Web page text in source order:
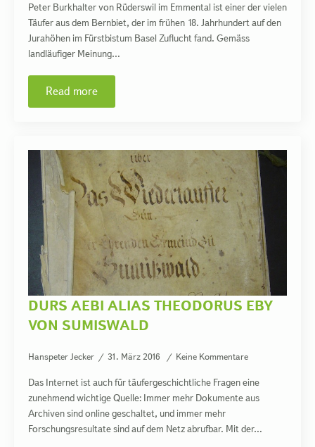
Peter Burkhalter von Rüderswil im Emmental ist einer der vielen
Täufer aus dem Bernbiet, der im frühen 18. Jahrhundert auf den
Jurahöhen im Fürstbistum Basel Zuflucht fand. Gemäss
landläufiger Meinung…
Read more
DURS AEBI ALIAS THEODORUS EBY
VON SUMISWALD
Hanspeter Jecker 31. März 2016 Keine Kommentare
Das Internet ist auch für täufergeschichtliche Fragen eine
zunehmend wichtige Quelle: Immer mehr Dokumente aus
Archiven sind online geschaltet, und immer mehr
Forschungsresultate sind auf dem Netz abrufbar. Mit der…